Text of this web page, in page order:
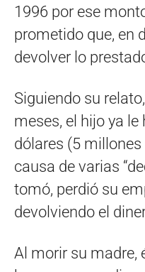
1996 por ese
prometido que, en
devolver lo
Siguiendo su
meses, el hijo ya le
dólares (5 millones
causa de varias
tomó, perdió su
devolviendo el
Al morir su madre,